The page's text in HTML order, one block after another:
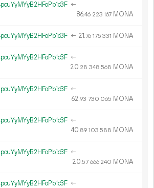
←
86.46 223 167 MONA
← 21.76 175 331 MONA
←
20.28 348 568 MONA
←
62.93 730 065 MONA
←
40.89 103 588 MONA
←
20.57 666 240 MONA
←